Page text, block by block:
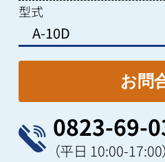
型式
A-10D
0823-69-
（平日 10:00-17:00）